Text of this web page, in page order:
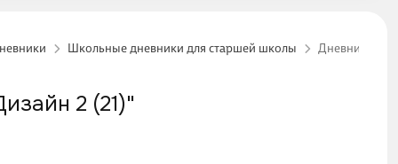
Школьные дневники для старшей школы Дневник для
2 (21)"